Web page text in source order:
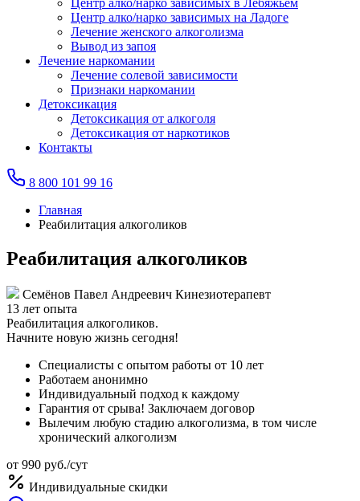
Центр алко/нарко зависимых в Лебяжьем
Центр алко/нарко зависимых на Ладоге
Лечение женского алкоголизма
Вывод из запоя
Лечение наркомании
Лечение солевой зависимости
Признаки наркомании
Детоксикация
Детоксикация от алкоголя
Детоксикация от наркотиков
Контакты
8 800 101 99 16
Главная
Реабилитация алкоголиков
Реабилитация алкоголиков
Семёнов Павел Андреевич Кинезиотерапевт
13 лет опыта
Реабилитация алкоголиков.
Начните новую жизнь сегодня!
Специалисты с опытом работы от 10 лет
Работаем анонимно
Индивидуальный подход к каждому
Гарантия от срыва! Заключаем договор
Вылечим любую стадию алкоголизма, в том числе
хронический алкоголизм
от 990 руб./сут
Индивидуальные скидки